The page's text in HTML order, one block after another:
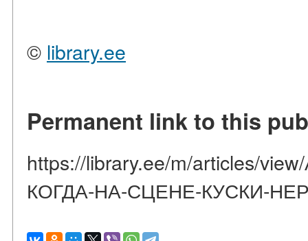
© library.ee
Permanent link to this
https://library.ee/m/articles/
КОГДА-НА-СЦЕНЕ-КУСКИ-